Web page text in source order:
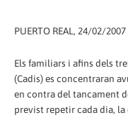
PUERTO REAL, 24/02/2007
Els familiars i afins dels
(Cadis) es concentraran
en contra del tancament
previst repetir cada dia, la